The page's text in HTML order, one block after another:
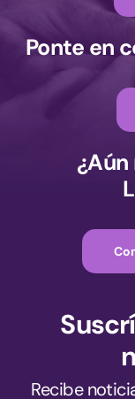
Ponte en
Recibe